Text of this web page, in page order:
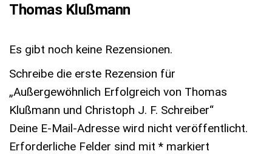
Thomas Klußmann
Es gibt noch keine Rezensionen.
Schreibe die erste Rezension für
„Außergewöhnlich Erfolgreich von Thomas
Klußmann und Christoph J. F. Schreiber“
Deine E-Mail-Adresse wird nicht veröffentlicht.
Erforderliche Felder sind mit * markiert